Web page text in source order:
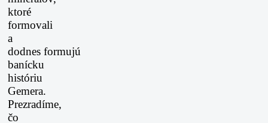
ktoré
formovali
a
dodnes formujú
banícku
históriu
Gemera.
Prezradíme,
čo